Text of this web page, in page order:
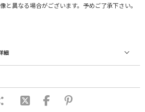
異なる場合がございます。予めご了承下さい。
細